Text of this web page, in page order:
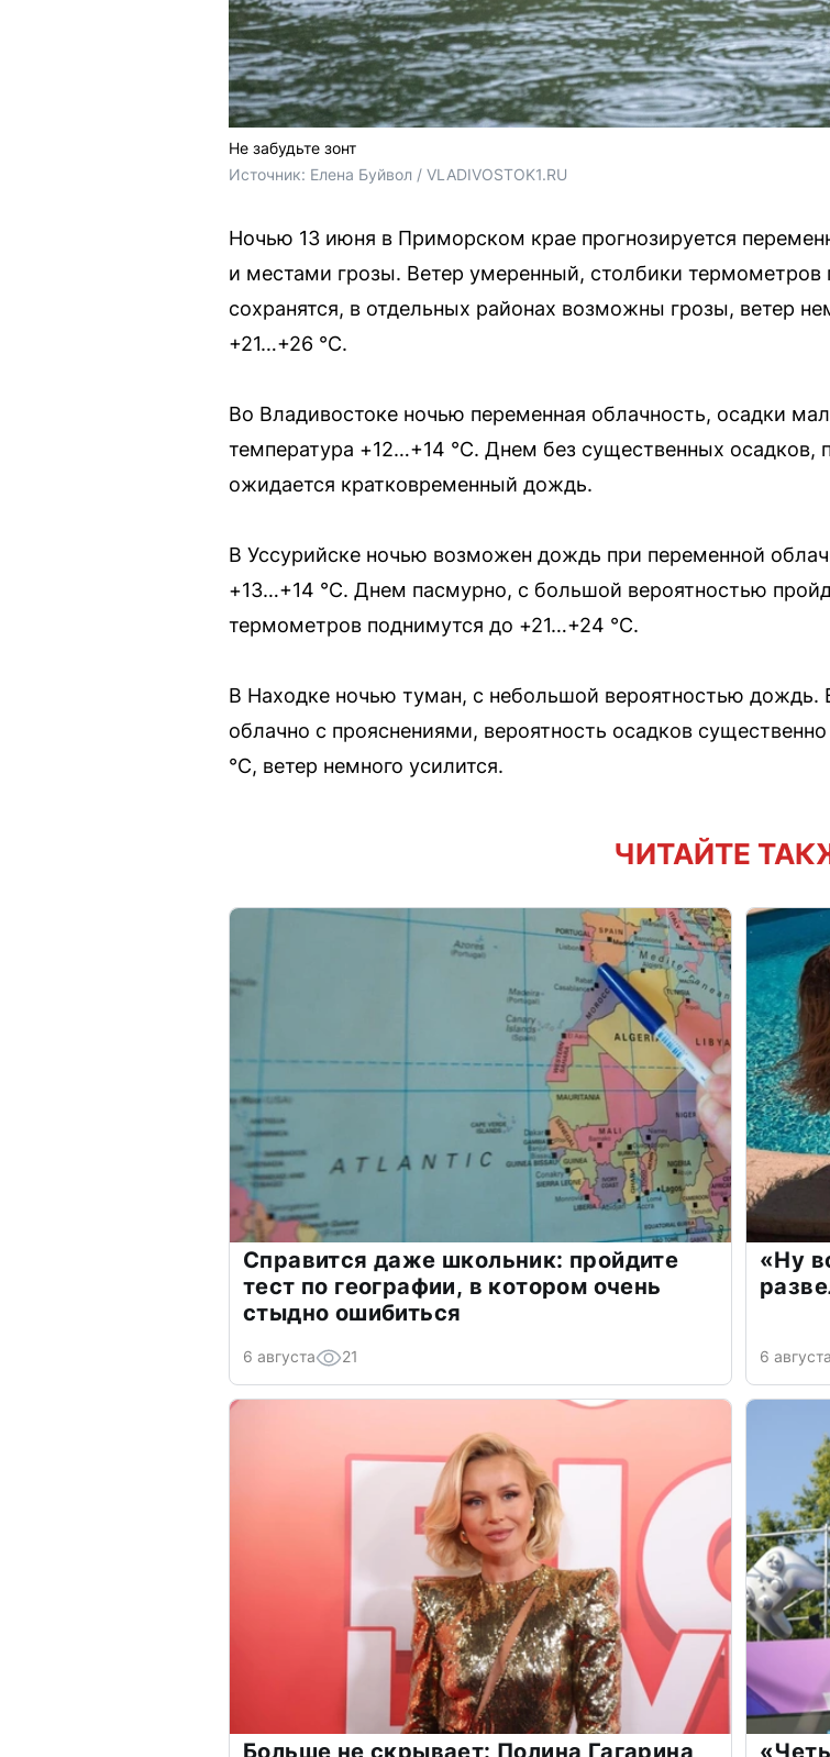
Не забудьте зонт
Источник: Елена Буйвол / VLADIVOSTOK1.RU
Ночью 13 июня в Приморском крае прогнозируется
и местами грозы. Ветер умеренный, столбики
сохранятся, в отдельных районах возможны грозы, ветер
+21…+26 °C.
Во Владивостоке ночью переменная облачность, осадки
температура +12…+14 °C. Днем без существенных осадков,
ожидается кратковременный дождь.
В Уссурийске ночью возможен дождь при переменной
+13…+14 °C. Днем пасмурно, с большой вероятностью
термометров поднимутся до +21…+24 °C.
В Находке ночью туман, с небольшой вероятностью дождь.
облачно с прояснениями, вероятность осадков
°C, ветер немного усилится.
ЧИТАЙТЕ
Справится даже школьник: пройдите
тест по географии, в котором очень
стыдно ошибиться
6 августа 21
«Ну
6 августа